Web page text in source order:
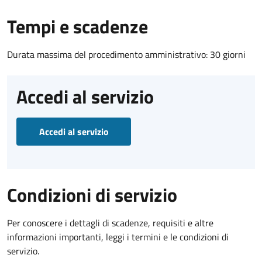
Tempi e scadenze
Durata massima del procedimento amministrativo: 30 giorni
Accedi al servizio
Accedi al servizio
Condizioni di servizio
Per conoscere i dettagli di scadenze, requisiti e altre
informazioni importanti, leggi i termini e le condizioni di
servizio.